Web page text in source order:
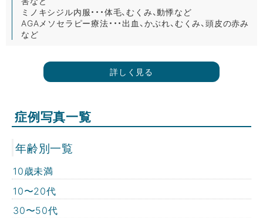
ミノキシジル内服・・・体毛、むくみ、動悸など
AGAメソセラピー療法・・・出血、かぶれ、むくみ、頭皮の赤み
など
詳しく見る
症例写真一覧
年齢別一覧
10歳未満
10〜20代
30〜50代